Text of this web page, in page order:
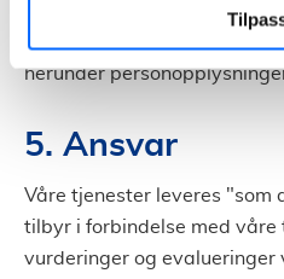
virksomhet til et annet
til en tredjepart, har vi rett
herunder
5. Ansvar
Våre tjenester leveres "som
tilbyr i forbindelse med våre
vurderinger og evalueringer